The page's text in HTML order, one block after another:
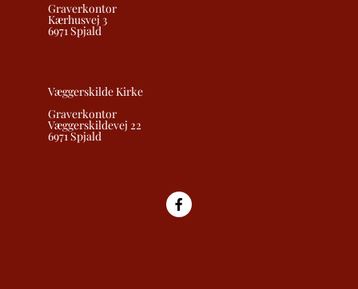
Graverkontor
Kærhusvej 3
6971 Spjald
Væggerskilde Kirke
Graverkontor
Væggerskildevej 22
6971 Spjald